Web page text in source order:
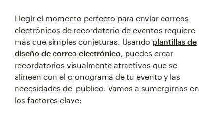
Elegir el momento perfecto para enviar correos
electrónicos de recordatorio de eventos requiere
más que simples conjeturas. Usando plantillas de
diseño de correo electrónico, puedes crear
recordatorios visualmente atractivos que se
alineen con el cronograma de tu evento y las
necesidades del público. Vamos a sumergirnos en
los factores clave: